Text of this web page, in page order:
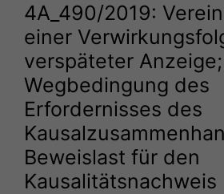
4A_490/2019:
einer
verspäteter Anzeige;
Wegbedingung des
Erfordernisses des
Beweislast für den
Kausalitätsnachweis